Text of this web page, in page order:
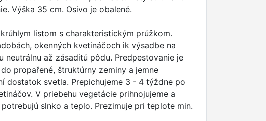
Výška 35 cm. Osivo je obalené.
listom s charakteristickým prúžkom.
okenných kvetináčoch ik výsadbe na
neutrálnu až zásaditú pôdu. Predpestovanie je
propařené, štruktúrny zeminy a jemne
dostatok svetla. Prepichujeme 3 - 4 týždne po
V priebehu vegetácie prihnojujeme a
slnko a teplo. Prezimuje pri teplote min.